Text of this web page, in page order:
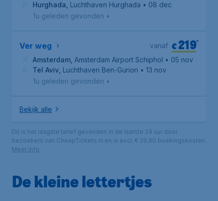
Hurghada Luchthaven Hurghada • 08 dec
1u geleden gevonden •
Ver weg €219*
vanaf
Amsterdam Amsterdam Airport Schiphol • 05 nov
Tel Aviv Luchthaven Ben-Gurion • 13 nov
1u geleden gevonden •
Bekijk alle
Dit is het laagste tarief gevonden in de laatste 24 uur door
bezoekers van CheapTickets.nl en is excl. € 29,90 boekingskosten.
Meer info
De kleine lettertjes